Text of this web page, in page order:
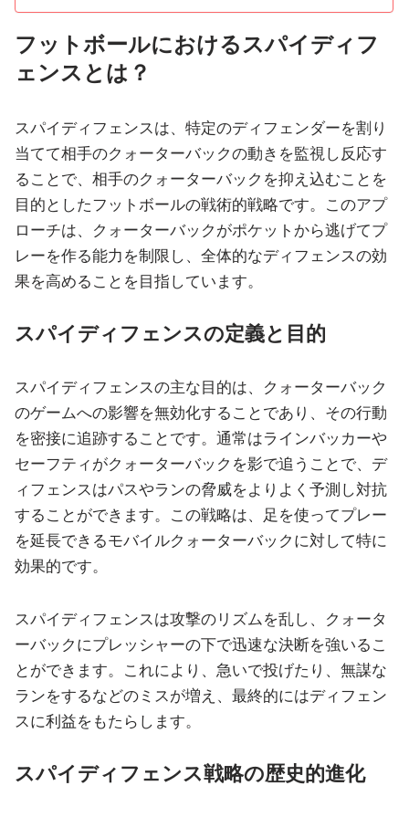
フットボールにおけるスパイディフ
ェンスとは？
スパイディフェンスは、特定のディフェンダーを割り
当てて相手のクォーターバックの動きを監視し反応す
ることで、相手のクォーターバックを抑え込むことを
目的としたフットボールの戦術的戦略です。このアプ
ローチは、クォーターバックがポケットから逃げてプ
レーを作る能力を制限し、全体的なディフェンスの効
果を高めることを目指しています。
スパイディフェンスの定義と目的
スパイディフェンスの主な目的は、クォーターバック
のゲームへの影響を無効化することであり、その行動
を密接に追跡することです。通常はラインバッカーや
セーフティがクォーターバックを影で追うことで、デ
ィフェンスはパスやランの脅威をよりよく予測し対抗
することができます。この戦略は、足を使ってプレー
を延長できるモバイルクォーターバックに対して特に
効果的です。
スパイディフェンスは攻撃のリズムを乱し、クォータ
ーバックにプレッシャーの下で迅速な決断を強いるこ
とができます。これにより、急いで投げたり、無謀な
ランをするなどのミスが増え、最終的にはディフェン
スに利益をもたらします。
スパイディフェンス戦略の歴史的進化